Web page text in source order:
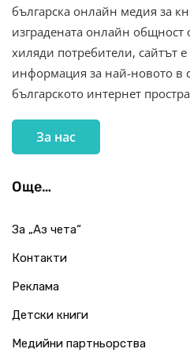
българска онлайн медия за
изградената онлайн общност
хиляди потребители, сайтът
информация за най-новото в
българското интернет
За нас
Още…
За „Аз чета“
Контакти
Реклама
Детски книги
Медийни партньорства